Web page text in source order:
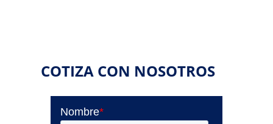
COTIZA CON NOSOTROS